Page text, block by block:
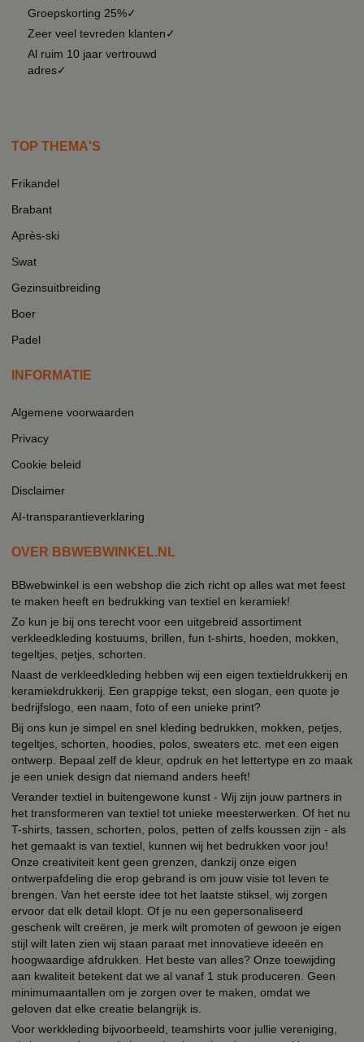
Groepskorting 25%✓
Zeer veel tevreden klanten✓
Al ruim 10 jaar vertrouwd
adres✓
TOP THEMA'S
Frikandel
Brabant
Après-ski
Swat
Gezinsuitbreiding
Boer
Padel
INFORMATIE
Algemene voorwaarden
Privacy
Cookie beleid
Disclaimer
AI-transparantieverklaring
OVER BBWEBWINKEL.NL
BBwebwinkel is een webshop die zich richt op alles wat met feest
te maken heeft en bedrukking van textiel en keramiek!
Zo kun je bij ons terecht voor een uitgebreid assortiment
verkleedkleding kostuums, brillen, fun t-shirts, hoeden, mokken,
tegeltjes, petjes, schorten.
Naast de verkleedkleding hebben wij een eigen textieldrukkerij en
keramiekdrukkerij. Een grappige tekst, een slogan, een quote je
bedrijfslogo, een naam, foto of een unieke print?
Bij ons kun je simpel en snel kleding bedrukken, mokken, petjes,
tegeltjes, schorten, hoodies, polos, sweaters etc. met een eigen
ontwerp. Bepaal zelf de kleur, opdruk en het lettertype en zo maak
je een uniek design dat niemand anders heeft!
Verander textiel in buitengewone kunst - Wij zijn jouw partners in
het transformeren van textiel tot unieke meesterwerken. Of het nu
T-shirts, tassen, schorten, polos, petten of zelfs koussen zijn - als
het gemaakt is van textiel, kunnen wij het bedrukken voor jou!
Onze creativiteit kent geen grenzen, dankzij onze eigen
ontwerpafdeling die erop gebrand is om jouw visie tot leven te
brengen. Van het eerste idee tot het laatste stiksel, wij zorgen
ervoor dat elk detail klopt. Of je nu een gepersonaliseerd
geschenk wilt creëren, je merk wilt promoten of gewoon je eigen
stijl wilt laten zien wij staan paraat met innovatieve ideeën en
hoogwaardige afdrukken. Het beste van alles? Onze toewijding
aan kwaliteit betekent dat we al vanaf 1 stuk produceren. Geen
minimumaantallen om je zorgen over te maken, omdat we
geloven dat elke creatie belangrijk is.
Voor werkkleding bijvoorbeeld, teamshirts voor jullie vereniging,